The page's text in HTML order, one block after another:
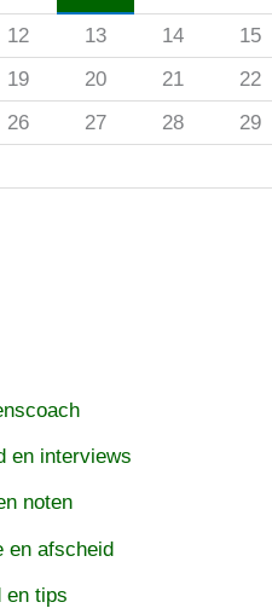
12 13 14 15
19 20 21 22
26 27 28 29
en interviews
noten
en afscheid
en tips